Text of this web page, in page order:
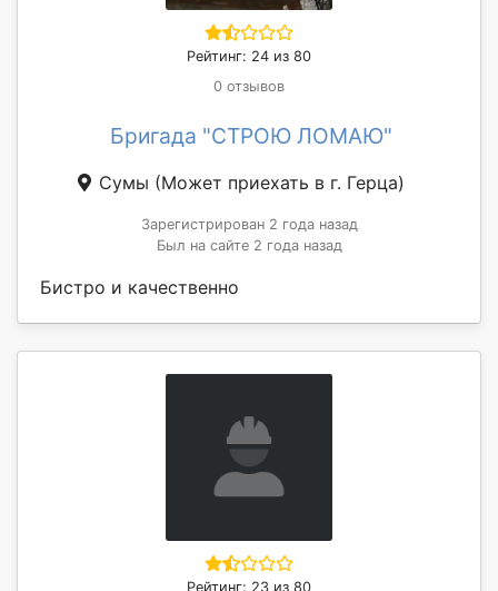
Рейтинг: 24 из 80
0 отзывов
Бригада "СТРОЮ ЛОМАЮ"
Сумы (Может приехать в г. Герца)
Зарегистрирован 2 года назад
Был на сайте 2 года назад
Бистро и качественно
Рейтинг: 23 из 80